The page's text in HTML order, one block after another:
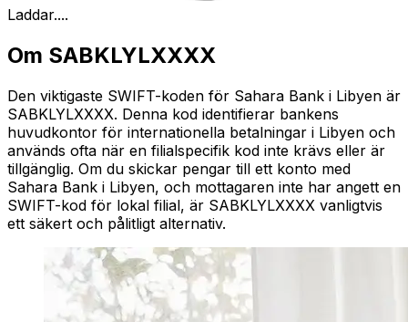
Laddar....
Om SABKLYLXXXX
Den viktigaste SWIFT-koden för Sahara Bank i Libyen är
SABKLYLXXXX. Denna kod identifierar bankens
huvudkontor för internationella betalningar i Libyen och
används ofta när en filialspecifik kod inte krävs eller är
tillgänglig. Om du skickar pengar till ett konto med
Sahara Bank i Libyen, och mottagaren inte har angett en
SWIFT-kod för lokal filial, är SABKLYLXXXX vanligtvis
ett säkert och pålitligt alternativ.